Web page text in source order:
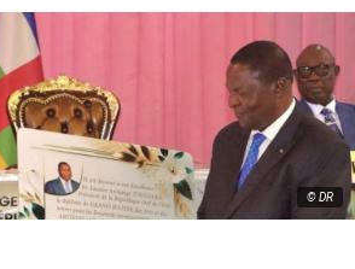
© DR